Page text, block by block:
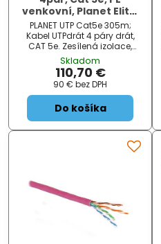
venkovní, Planet Elite,
Dca (balení 305m)
PLANET UTP Cat5e 305m;
Kabel UTPdrát 4 páry drát,
CAT 5e. Zesílená izolace,
vnější izolace PE, odolný proti
UV záření. Balení 305m .
Kabel pro realizací sítí Fast
Ethernet (IEEE 802.3u), Gigabit
Ethernet (IEEE 802.3a...
Skladom
110,70 €
90 € bez DPH
Do košíka